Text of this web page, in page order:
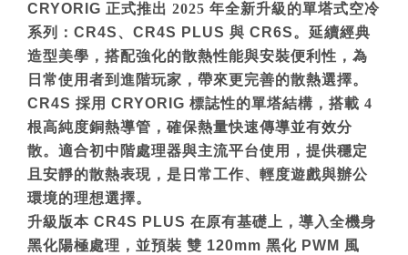
CRYORIG 正式推出 2025 年全新升級的單塔式空冷
系列： CR4S、 CR4S PLUS 與 CR6S 。 延續經典
造型美學，搭配強化的散熱性能與安裝便利性，為
日常使用者到進階玩家，帶來更完善的散熱選擇。
CR4S 採用 CRYORIG 標誌性的單塔結構，搭載 4
根高純度銅熱導管 ，確保熱量快速傳導並有效分
散。適合初中階處理器與主流平台使用，提供穩定
且安靜的散熱表現，是日常工作、輕度遊戲與辦公
環境的理想選擇。
升級版本 CR4S PLUS 在原有基礎上，導入全機身
黑化陽極處理，並預裝 雙 120mm 黑化 PWM 風